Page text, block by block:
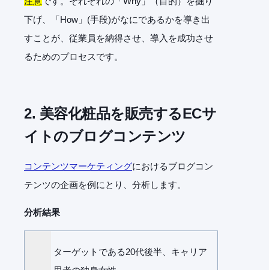
下げ、「How」(手段)がなにであるかを導き出
すことが、従業員を納得させ、導入を成功させ
るためのプロセスです。
2. 美容化粧品を販売するECサ
イトのブログコンテンツ
コンテンツマーケティングにおけるブログコン
テンツの企画を例にとり、分析します。
分析結果
ターゲットである20代後半、キャリア